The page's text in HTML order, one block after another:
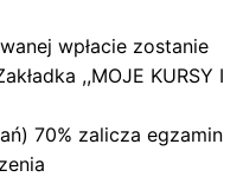
wpłacie zostanie
,,MOJE KURSY I
70% zalicza egzamin